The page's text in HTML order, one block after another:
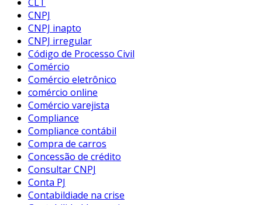
CNPJ
CNPJ inapto
CNPJ irregular
Código de Processo Civil
Comércio
Comércio eletrônico
comércio online
Comércio varejista
Compliance
Compliance contábil
Compra de carros
Concessão de crédito
Consultar CNPJ
Conta PJ
Contabildiade na crise